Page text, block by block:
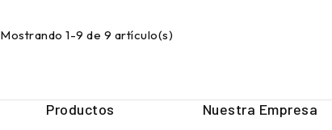
Mostrando 1-9 de 9 artículo(s)
Productos Nuestra Empresa